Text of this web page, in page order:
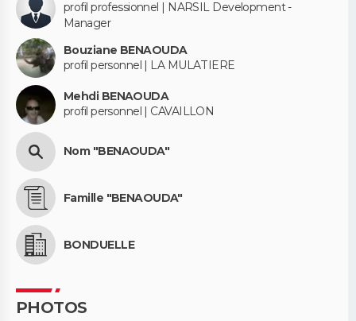
profil professionnel | NARSIL Development -
Manager
Bouziane BENAOUDA
profil personnel | LA MULATIERE
Mehdi BENAOUDA
profil personnel | CAVAILLON
Nom "BENAOUDA"
Famille "BENAOUDA"
BONDUELLE
PHOTOS